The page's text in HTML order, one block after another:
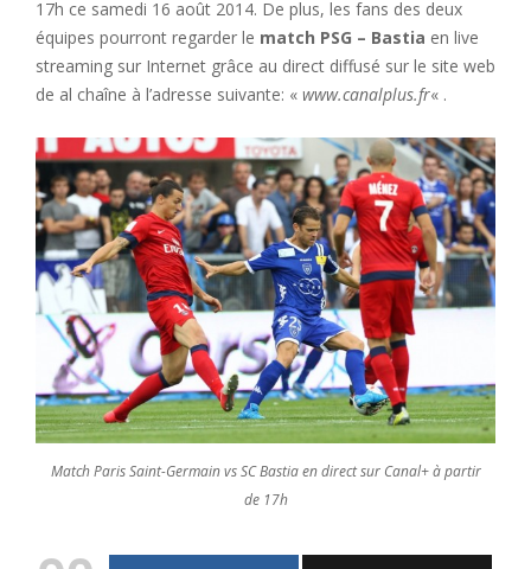
17h ce samedi 16 août 2014. De plus, les fans des deux
équipes pourront regarder le match PSG – Bastia en live
streaming sur Internet grâce au direct diffusé sur le site web
de al chaîne à l’adresse suivante: « www.canalplus.fr« .
Match Paris Saint-Germain vs SC Bastia en direct sur Canal+ à partir
de 17h